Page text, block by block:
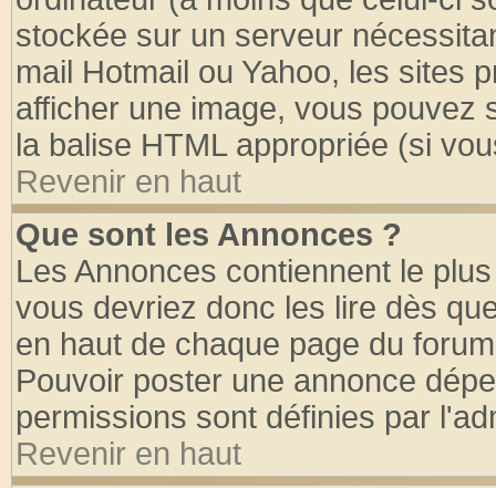
stockée sur un serveur
mail Hotmail ou Yahoo, les sites
afficher une image, vous pouvez
la balise HTML appropriée (si
Revenir en haut
Que sont les Annonces ?
Les Annonces contiennent le
vous devriez donc les lire dès
en haut de chaque page du
Pouvoir poster une annonce
permissions sont définies par
Revenir en haut